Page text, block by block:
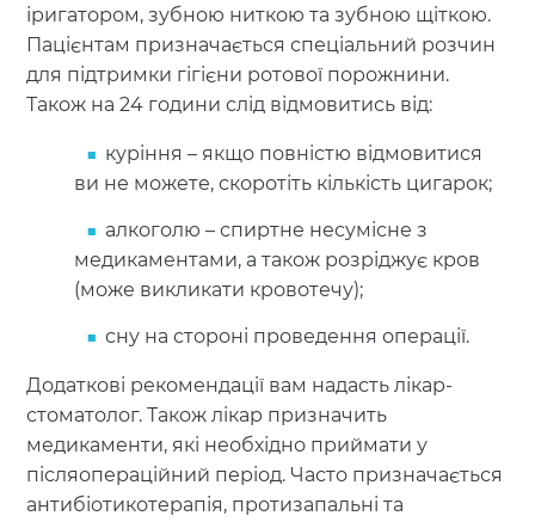
іригатором, зубною ниткою та зубною щіткою.
Пацієнтам призначається спеціальний розчин
для підтримки гігієни ротової порожнини.
Також на 24 години слід відмовитись від:
куріння – якщо повністю відмовитися
ви не можете, скоротіть кількість цигарок;
алкоголю – спиртне несумісне з
медикаментами, а також розріджує кров
(може викликати кровотечу);
сну на стороні проведення операції.
Додаткові рекомендації вам надасть лікар-
стоматолог. Також лікар призначить
медикаменти, які необхідно приймати у
післяопераційний період. Часто призначається
антибіотикотерапія, протизапальні та